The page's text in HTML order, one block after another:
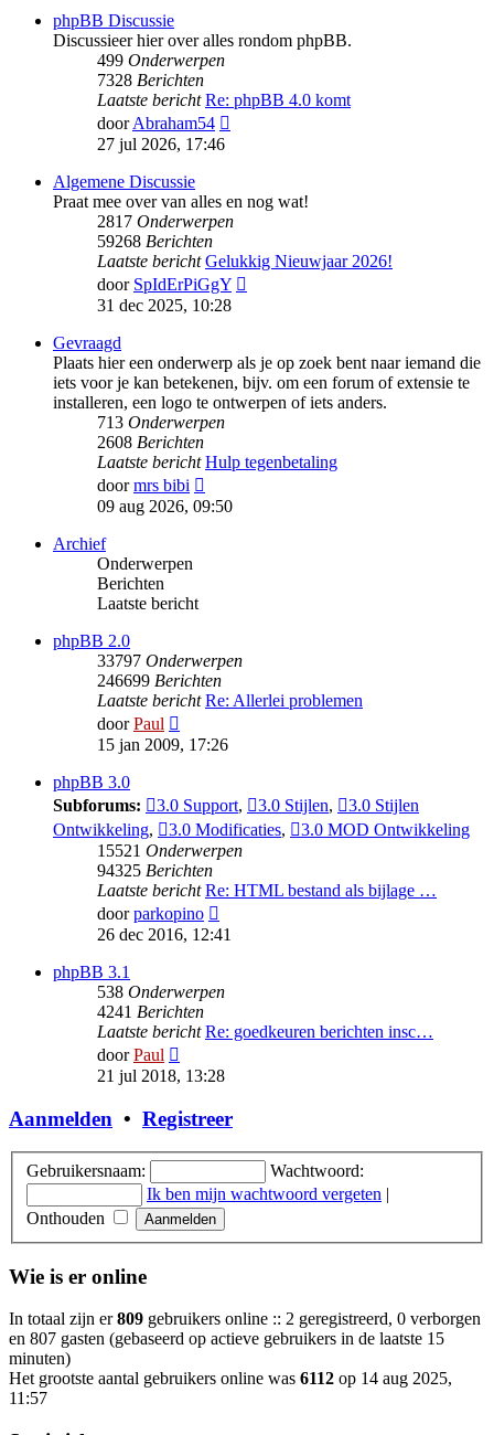
phpBB Discussie
Discussieer hier over alles rondom phpBB.
499 Onderwerpen
7328 Berichten
Laatste bericht Re: phpBB 4.0 komt
doorAbraham54
27 jul 2026, 17:46
Algemene Discussie
Praat mee over van alles en nog wat!
2817 Onderwerpen
59268 Berichten
Laatste bericht Gelukkig Nieuwjaar 2026!
door SpIdErPiGgY
31 dec 2025, 10:28
Gevraagd
Plaats hier een onderwerp als je op zoek bent naar iemand die
iets voor je kan betekenen, bijv. om een forum of extensie te
installeren, een logo te ontwerpen of iets anders.
713 Onderwerpen
2608 Berichten
Laatste bericht Hulp tegenbetaling
doormrs bibi
laatste
09 aug 2026, 09:50
Archief
Onderwerpen
Berichten
Laatste bericht
phpBB 2.0
33797 Onderwerpen
246699 Berichten
Laatste bericht Re: Allerlei problemen
doorPaul
laatste
bericht
15 jan 2009, 17:26
phpBB 3.0
Subforums:
3.0 Support, 3.0 Stijlen,
3.0 Stijlen
Ontwikkeling, 3.0 Modificaties,
3.0 MOD Ontwikkeling
15521 Onderwerpen
94325 Berichten
Laatste bericht Re: HTML bestand als bijlage …
doorparkopino
laatste
26 dec 2016, 12:41
phpBB 3.1
538 Onderwerpen
4241 Berichten
Laatste bericht Re: goedkeuren berichten insc…
doorPaul
laatste
21 jul 2018, 13:28
Aanmelden • Registreer
Gebruikersnaam:
Wachtwoord:
Ik ben mijn wachtwoord vergeten |
Onthouden
Wie is er online
In totaal zijn er809 gebruikers online :: 2 geregistreerd, 0 verborgen
en 807 gasten (gebaseerd op actieve gebruikers in de laatste 15
minuten)
Het grootste aantal gebruikers online was 6112 op 14 aug 2025,
11:57